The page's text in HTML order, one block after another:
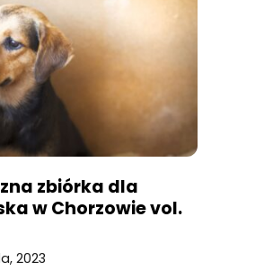
zbiórka dla
w Chorzowie vol.
2023